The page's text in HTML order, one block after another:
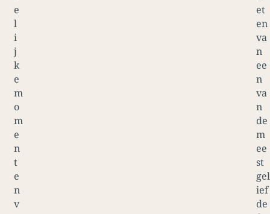
e
l
i
j
k
e
m
o
m
e
n
t
e
n
v
et
en
va
n
ee
n
va
n
de
m
ee
st
gel
ief
de